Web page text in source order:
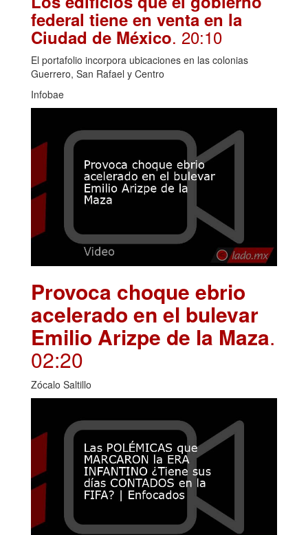
federal tiene en venta en la
Ciudad de México. 20:10
El portafolio incorpora ubicaciones en las colonias
Guerrero, San Rafael y Centro
Infobae
Provoca choque ebrio
acelerado en el bulevar
Emilio Arizpe de la Maza.
02:20
Zócalo Saltillo